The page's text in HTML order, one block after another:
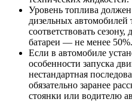
Уровень топлива
дизельных
соответствовать
батареи — не менее 50%.
Если в автомобиле
особенности запуска
нестандартная
обязательно заранее
стоянки или водителю